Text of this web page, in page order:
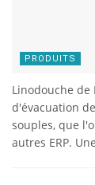
PRODUITS
Linodouche de
d'évacuation
souples, que
autres ERP.